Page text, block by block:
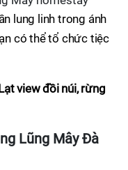
lung linh trong ánh
có thể tổ chức tiệc
view đồi núi, rừng
Lũng Mây Đà